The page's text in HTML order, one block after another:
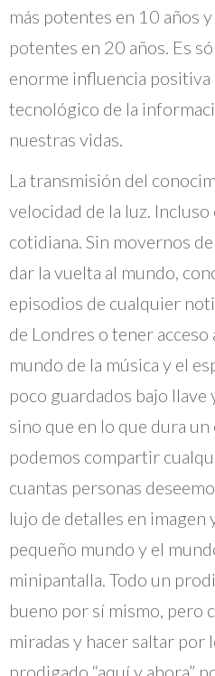
más potentes en 10 años
potentes en 20 años. Es
enorme influencia
tecnológico de la
nuestras vidas.
La transmisión del
velocidad de la luz.
cotidiana. Sin movernos
dar la vuelta al mundo,
episodios de cualquier
de Londres o tener
mundo de la música y el
poco guardados bajo llave
sino que en lo que dura un
podemos compartir
cuantas personas
lujo de detalles en
pequeño mundo y el
minipantalla. Todo un
bueno por sí mismo, pero
miradas y hacer saltar por
prodigado “aquí y ahora”